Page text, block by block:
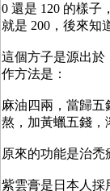
0 還是 120 的樣子
就是 200，後來知
這個方子是源出於
作方法是：
麻油四兩，當歸
熬，加黃蠟五錢，
原來的功能是治禿
紫雲膏是日本人採